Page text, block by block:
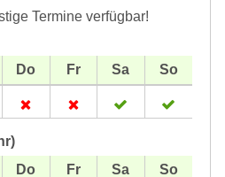
Termine verfügbar!